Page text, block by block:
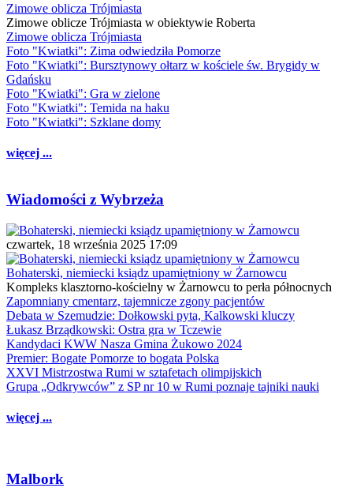
Zimowe oblicza Trójmiasta
Zimowe oblicze Trójmiasta w obiektywie Roberta
Zimowe oblicza Trójmiasta
Foto "Kwiatki": Zima odwiedziła Pomorze
Foto "Kwiatki": Bursztynowy ołtarz w kościele św. Brygidy w
Gdańsku
Foto "Kwiatki": Gra w zielone
Foto "Kwiatki": Temida na haku
Foto "Kwiatki": Szklane domy
więcej ...
Wiadomości z Wybrzeża
czwartek, 18 września 2025 17:09
Bohaterski, niemiecki ksiądz upamiętniony w Żarnowcu
Kompleks klasztorno-kościelny w Żarnowcu to perła północnych
Zapomniany cmentarz, tajemnicze zgony pacjentów
Debata w Szemudzie: Dołkowski pyta, Kalkowski kluczy
Łukasz Brządkowski: Ostra gra w Tczewie
Kandydaci KWW Nasza Gmina Żukowo 2024
Premier: Bogate Pomorze to bogata Polska
XXVI Mistrzostwa Rumi w sztafetach olimpijskich
Grupa „Odkrywców” z SP nr 10 w Rumi poznaje tajniki nauki
więcej ...
Malbork